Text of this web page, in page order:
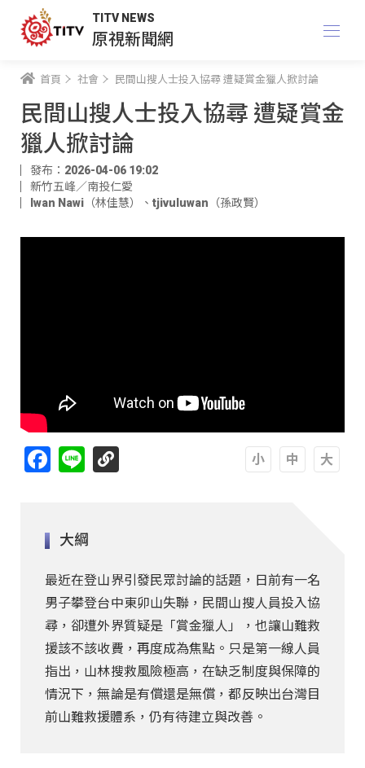
TITV NEWS
原視新聞網
首頁 社會 民間山搜人士投入協尋 遭疑賞金獵人掀討論
民間山搜人士投入協尋 遭疑賞金
獵人掀討論
發布：2026-04-06 19:02
新竹五峰／南投仁愛
Iwan Nawi（林佳慧）
、 tjivuluwan（孫政賢）
Facebook
Line
大綱
最近在登山界引發民眾討論的話題，日前有一名
男子攀登台中東卯山失聯，民間山搜人員投入協
尋，卻遭外界質疑是「賞金獵人」，也讓山難救
援該不該收費，再度成為焦點。只是第一線人員
指出，山林搜救風險極高，在缺乏制度與保障的
情況下，無論是有償還是無償，都反映出台灣目
前山難救援體系，仍有待建立與改善。